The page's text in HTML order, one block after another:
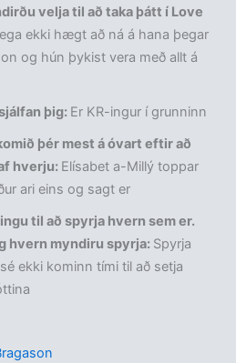
velja til að taka þátt í Love
ekki hægt að ná á hana þegar
og hún þykist vera með allt á
þig: Er KR-ingur í grunninn
þér mest á óvart eftir að
hverju: Elísabet a-Millý toppar
ari eins og sagt er
til að spyrja hvern sem er.
hvern myndiru spyrja: Spyrja
ekki kominn tími til að setja